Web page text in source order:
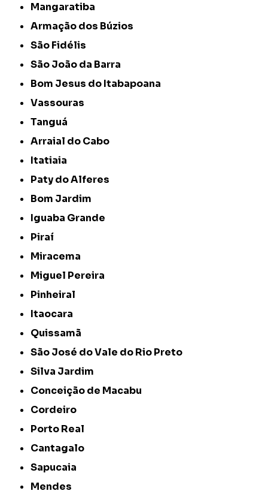
Mangaratiba
Armação dos Búzios
São Fidélis
São João da Barra
Bom Jesus do Itabapoana
Vassouras
Tanguá
Arraial do Cabo
Itatiaia
Paty do Alferes
Bom Jardim
Iguaba Grande
Piraí
Miracema
Miguel Pereira
Pinheiral
Itaocara
Quissamã
São José do Vale do Rio Preto
Silva Jardim
Conceição de Macabu
Cordeiro
Porto Real
Cantagalo
Sapucaia
Mendes